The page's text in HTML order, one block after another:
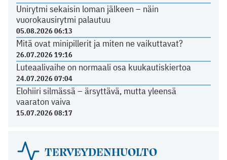
Unirytmi sekaisin loman jälkeen – näin
vuorokausirytmi palautuu
05.08.2026 06:13
Mitä ovat minipillerit ja miten ne vaikuttavat?
26.07.2026 19:16
Luteaalivaihe on normaali osa kuukautiskiertoa
24.07.2026 07:04
Elohiiri silmässä – ärsyttävä, mutta yleensä
vaaraton vaiva
15.07.2026 08:17
TERVEYDENHUOLTO